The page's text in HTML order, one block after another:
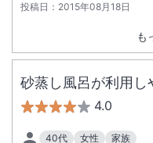
投稿日： 2015年08月18日
も
砂蒸し風呂が利用し
4.0
40代 女性
家族